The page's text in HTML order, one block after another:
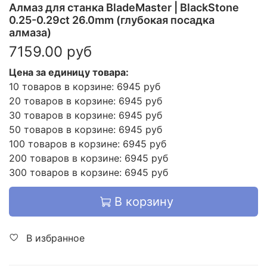
Алмаз для станка BladeMaster | BlackStone
0.25-0.29ct 26.0mm (глубокая посадка
алмаза)
7159.00 руб
Цена за единицу товара:
10 товаров в корзине: 6945 руб
20 товаров в корзине: 6945 руб
30 товаров в корзине: 6945 руб
50 товаров в корзине: 6945 руб
100 товаров в корзине: 6945 руб
200 товаров в корзине: 6945 руб
300 товаров в корзине: 6945 руб
В корзину
В избранное